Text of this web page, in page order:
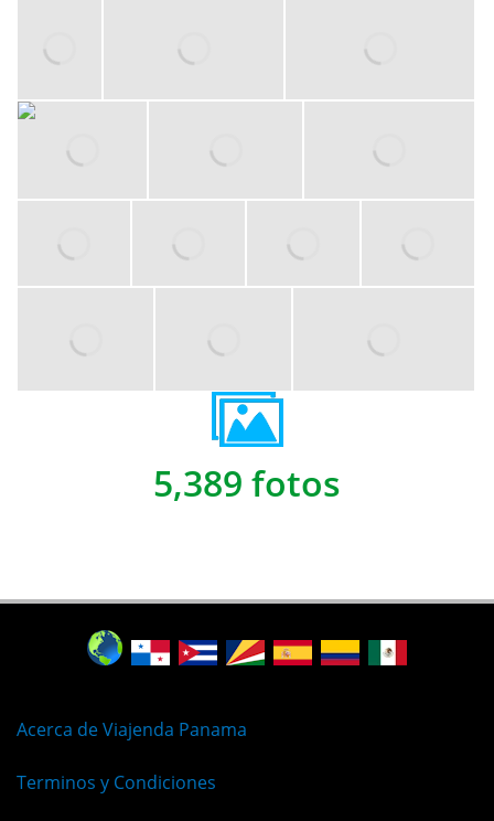
5,389 fotos
Acerca de Viajenda Panama
Terminos y Condiciones